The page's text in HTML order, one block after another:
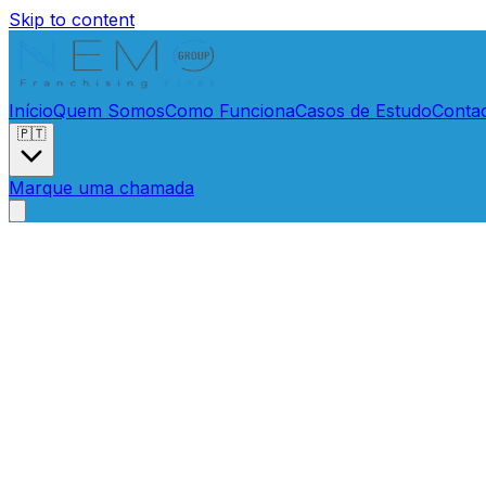
Skip to content
InícioQuem SomosComo FuncionaCasos de Estudo
🇵🇹
Marque uma chamada